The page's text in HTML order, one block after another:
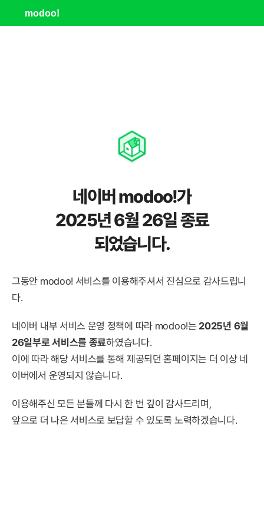
modoo!
네이버 modoo!가
2025년 6월 26일 종료
되었습니다.
그동안 modoo! 서비스를 이용해주셔서 진심으로 감사드립니
다.
네이버 내부 서비스 운영 정책에 따라 modoo!는 2025년 6월
26일부로 서비스를 종료하였습니다.
이에 따라 해당 서비스를 통해 제공되던 홈페이지는 더 이상 네
이버에서 운영되지 않습니다.
이용해주신 모든 분들께 다시 한 번 깊이 감사드리며,
앞으로 더 나은 서비스로 보답할 수 있도록 노력하겠습니다.